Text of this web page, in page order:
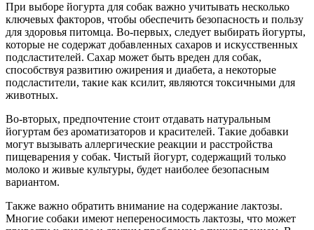
При выборе йогурта для собак важно учитывать несколько
ключевых факторов, чтобы обеспечить безопасность и пользу
для здоровья питомца. Во-первых, следует выбирать йогурты,
которые не содержат добавленных сахаров и искусственных
подсластителей. Сахар может быть вреден для собак,
способствуя развитию ожирения и диабета, а некоторые
подсластители, такие как ксилит, являются токсичными для
животных.
Во-вторых, предпочтение стоит отдавать натуральным
йогуртам без ароматизаторов и красителей. Такие добавки
могут вызывать аллергические реакции и расстройства
пищеварения у собак. Чистый йогурт, содержащий только
молоко и живые культуры, будет наиболее безопасным
вариантом.
Также важно обратить внимание на содержание лактозы.
Многие собаки имеют непереносимость лактозы, что может